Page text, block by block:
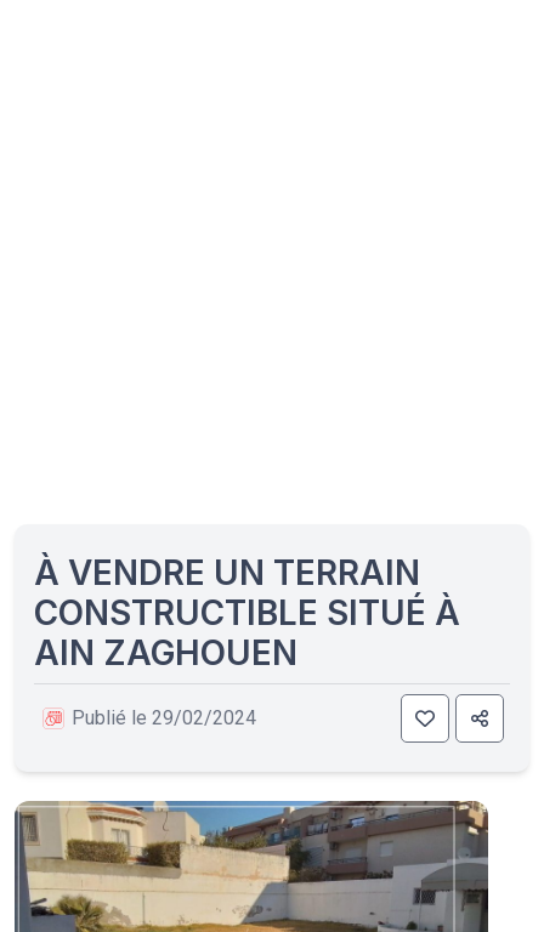
À VENDRE UN TERRAIN
CONSTRUCTIBLE SITUÉ À
AIN ZAGHOUEN
Publié le 29/02/2024